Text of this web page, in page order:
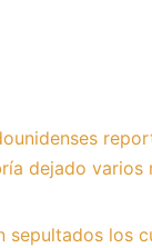
dejado varios
sepultados los